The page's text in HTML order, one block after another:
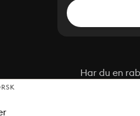
Har du en